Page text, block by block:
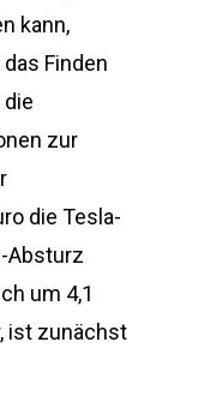
kann,
Finden
zur
die Tesla-
Absturz
um 4,1
ist zunächst